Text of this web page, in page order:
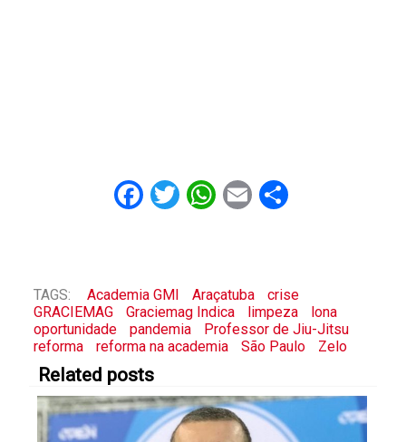
Facebook
Twitter
WhatsApp
EmailShare
TAGS: Academia GMI Araçatuba
crise
GRACIEMAG
Graciemag Indica limpeza
lona
oportunidade
pandemia
Professor de Jiu-Jitsu
reforma
reforma na academia São Paulo Zelo
Related posts